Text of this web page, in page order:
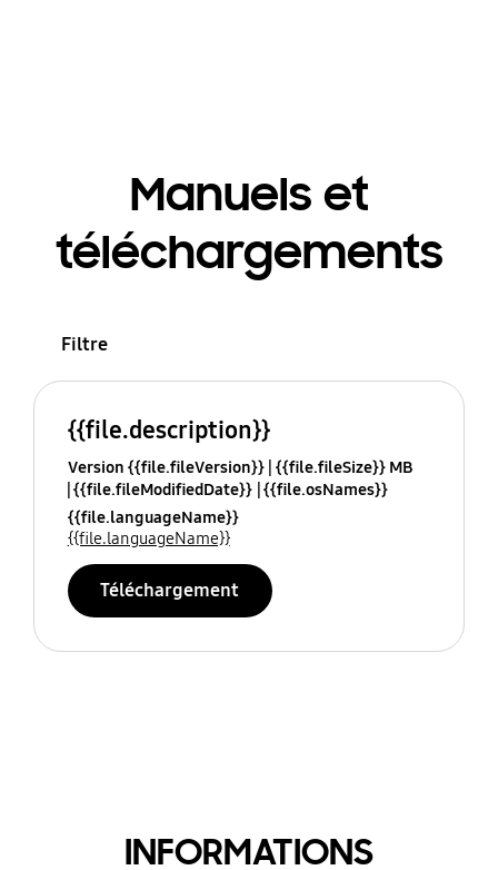
Manuels et
téléchargements
Filtre
{{file.description}}
Version {{file.fileVersion}} {{file.fileSize}} MB
{{file.fileModifiedDate}} {{file.osNames}}
{{file.languageName}}
{{file.languageName}}
Téléchargement
INFORMATIONS